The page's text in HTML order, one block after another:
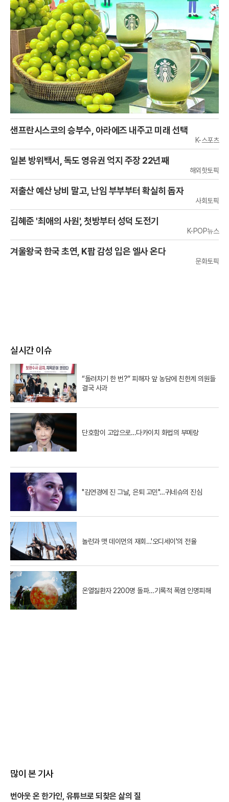
샌프란시스코의 승부수, 아라에즈 내주고 미래 선택
K-스포츠
일본 방위백서, 독도 영유권 억지 주장 22년째
해외핫토픽
저출산 예산 낭비 말고, 난임 부부부터 확실히 돕자
사회토픽
김혜준 '최애의 사원', 첫방부터 성덕 도전기
K-POP뉴스
겨울왕국 한국 초연, K팝 감성 입은 엘사 온다
문화토픽
실시간 이슈
“돌려차기 한 번?” 피해자 앞 농담에 친한계 의원들
결국 사과
단호함이 고압으로…다카이치 화법의 부메랑
"김연경에 진 그날, 은퇴 고민"…귀네슈의 진심
놀런과 맷 데이먼의 재회…'오디세이'의 전율
온열질환자 2200명 돌파…기록적 폭염 인명피해
많이 본 기사
번아웃 온 한가인, 유튜브로 되찾은 삶의 질